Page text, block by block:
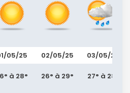
05/25
à 28°
02/05/25
26° à 29°
03/05/25
27° à 28°